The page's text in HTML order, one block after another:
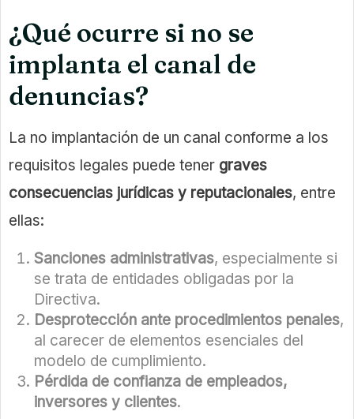
¿Qué ocurre si no se
implanta el canal de
denuncias?
La no implantación de un canal conforme a los
requisitos legales puede tener graves
consecuencias jurídicas y reputacionales, entre
ellas:
Sanciones administrativas, especialmente si
se trata de entidades obligadas por la
Directiva.
Desprotección ante procedimientos penales,
al carecer de elementos esenciales del
modelo de cumplimiento.
Pérdida de confianza de empleados,
inversores y clientes.